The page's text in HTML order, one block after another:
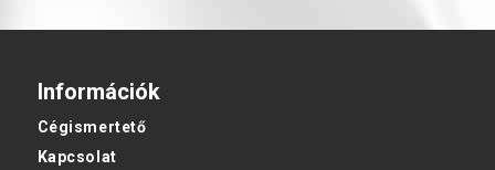
Információk
Cégismertető
Kapcsolat